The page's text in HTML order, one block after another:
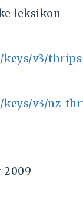
leksikon
v3/
v3/
2009